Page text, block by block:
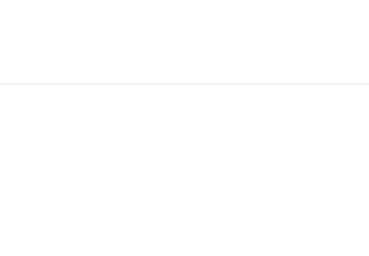
常用使用方法
or来实现其它语言中的?号表达式